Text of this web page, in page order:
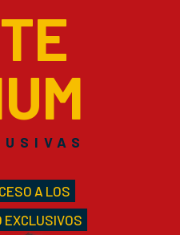
A LOS
EXCLUSIVOS